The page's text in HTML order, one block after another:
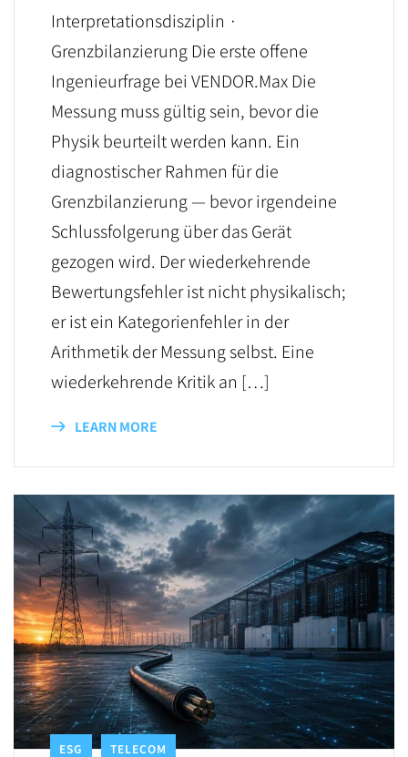
Interpretationsdisziplin ·
Grenzbilanzierung Die erste offene
Ingenieurfrage bei VENDOR.Max Die
Messung muss gültig sein, bevor die
Physik beurteilt werden kann. Ein
diagnostischer Rahmen für die
Grenzbilanzierung — bevor irgendeine
Schlussfolgerung über das Gerät
gezogen wird. Der wiederkehrende
Bewertungsfehler ist nicht physikalisch;
er ist ein Kategorienfehler in der
Arithmetik der Messung selbst. Eine
wiederkehrende Kritik an […]
LEARN MORE
ESG TELECOM